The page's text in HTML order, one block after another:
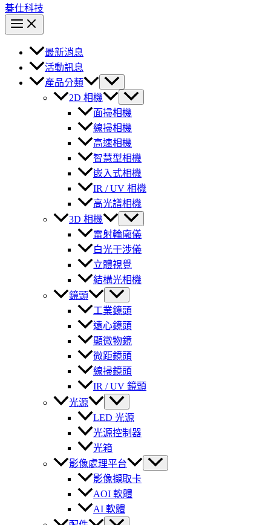
碁仕科技
最新消息
活動訊息
產品分類
2D 相機
面掃相機
線掃相機
高速相機
智慧型相機
嵌入式相機
IR / UV 相機
高光譜相機
3D 相機
雷射輪廓儀
白光干涉儀
立體視覺
結構光相機
鏡頭
工業鏡頭
遠心鏡頭
顯微物鏡
微距鏡頭
線掃鏡頭
IR / UV 鏡頭
光源
LED 光源
光源控制器
光箱
影像處理平台
影像擷取卡
AOI 軟體
AI 軟體